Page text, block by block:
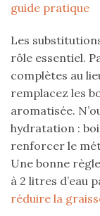
guide pratique
Les
rôle essentiel.
complètes au
remplacez les
aromatisée.
hydratation :
renforcer le
Une bonne
à 2 litres d’eau
réduire la